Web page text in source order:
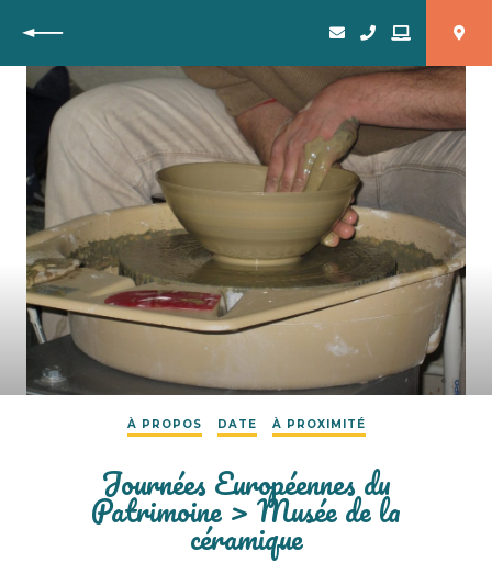
Retour
À PROPOS DATE À PROXIMITÉ
Journées Européennes du
Patrimoine > Musée de la
céramique